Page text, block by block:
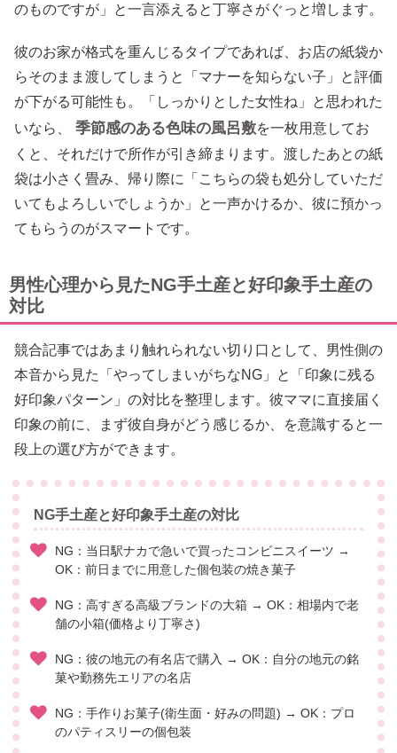
のものですが」と一言添えると丁寧さがぐっと増します。
彼のお家が格式を重んじるタイプであれば、お店の紙袋か
らそのまま渡してしまうと「マナーを知らない子」と評価
が下がる可能性も。「しっかりとした女性ね」と思われた
いなら、
季節感のある色味の風呂敷を一枚用意してお
くと、それだけで所作が引き締まります。渡したあとの紙
袋は小さく畳み、帰り際に「こちらの袋も処分していただ
いてもよろしいでしょうか」と一声かけるか、彼に預かっ
てもらうのがスマートです。
男性心理から見たNG手土産と好印象手土産の
対比
競合記事ではあまり触れられない切り口として、男性側の
本音から見た「やってしまいがちなNG」と「印象に残る
好印象パターン」の対比を整理します。彼ママに直接届く
印象の前に、まず彼自身がどう感じるか、を意識すると一
段上の選び方ができます。
NG手土産と好印象手土産の対比
NG：当日駅ナカで急いで買ったコンビニスイーツ →
OK：前日までに用意した個包装の焼き菓子
NG：高すぎる高級ブランドの大箱 → OK：相場内で老
舗の小箱(価格より丁寧さ)
NG：彼の地元の有名店で購入 → OK：自分の地元の銘
菓や勤務先エリアの名店
NG：手作りお菓子(衛生面・好みの問題) → OK：プロ
のパティスリーの個包装